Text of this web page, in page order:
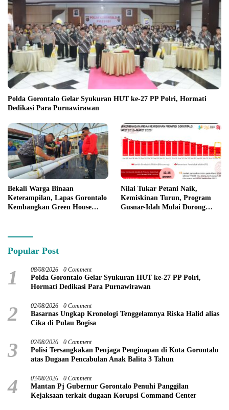
Polda Gorontalo Gelar Syukuran HUT ke-27 PP Polri, Hormati
Dedikasi Para Purnawirawan
Bekali Warga Binaan
Keterampilan, Lapas Gorontalo
Kembangkan Green House
Nilai Tukar Petani Naik,
Kemiskinan Turun, Program
Gusnar-Idah Mulai Dorong
Popular Post
1 08/08/2026 0 Comment
Polda Gorontalo Gelar Syukuran HUT ke-27 PP Polri,
Hormati Dedikasi Para Purnawirawan
2 02/08/2026 0 Comment
Basarnas Ungkap Kronologi Tenggelamnya Riska Halid alias
Cika di Pulau Bogisa
3 02/08/2026 0 Comment
Polisi Tersangkakan Penjaga Penginapan di Kota Gorontalo
atas Dugaan Pencabulan Anak Balita 3 Tahun
4 03/08/2026 0 Comment
Mantan Pj Gubernur Gorontalo Penuhi Panggilan
Kejaksaan terkait dugaan Korupsi Command Center